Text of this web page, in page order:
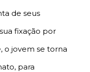
de seus
fixação por
o jovem se torna
para